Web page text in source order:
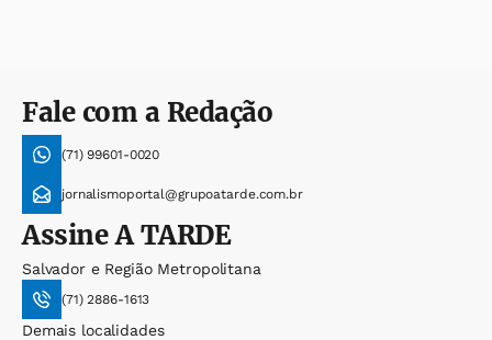
Fale com a Redação
(71) 99601-0020
jornalismoportal@grupoatarde.com.br
AssineA TARDE
Salvador e Região Metropolitana
(71) 2886-1613
Demais localidades